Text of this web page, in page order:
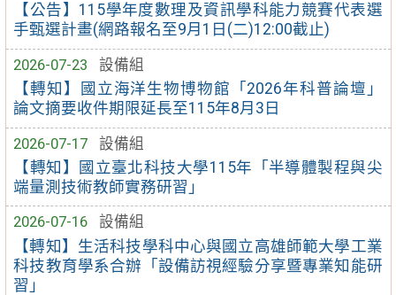
【公告】115學年度數理及資訊學科能力競賽代表選
手甄選計畫(網路報名至9月1日(二)12:00截止)
2026-07-23
設備組
【轉知】國立海洋生物博物館「2026年科普論壇」
論文摘要收件期限延長至115年8月3日
2026-07-17
設備組
【轉知】國立臺北科技大學115年「半導體製程與尖
端量測技術教師實務研習」
2026-07-16
設備組
【轉知】生活科技學科中心與國立高雄師範大學工業
科技教育學系合辦「設備訪視經驗分享暨專業知能研
習」